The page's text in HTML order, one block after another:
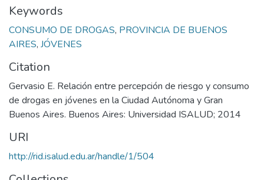
Keywords
CONSUMO DE DROGAS, PROVINCIA DE BUENOS
AIRES, JÓVENES
Citation
Gervasio E. Relación entre percepción de riesgo y consumo
de drogas en jóvenes en la Ciudad Autónoma y Gran
Buenos Aires. Buenos Aires: Universidad ISALUD; 2014
URI
http://rid.isalud.edu.ar/handle/1/504